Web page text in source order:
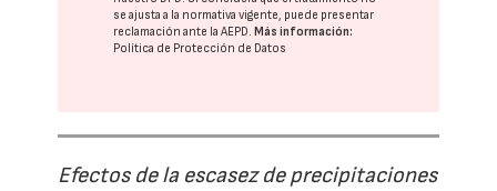
se ajusta a la normativa vigente, puede presentar
reclamación ante laAEPD. Más información:
Política de Protección de Datos
Efectos de la escasez de precipitaciones